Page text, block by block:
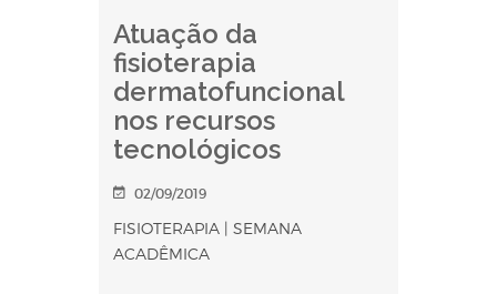
Atuação da
fisioterapia
dermatofuncional
nos recursos
tecnológicos
02/09/2019
FISIOTERAPIA | SEMANA
ACADÊMICA